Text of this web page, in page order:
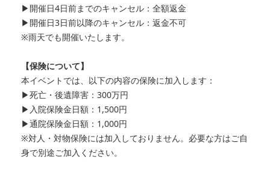
▶開催日4日前までのキャンセル：全額返金
▶開催日3日前以降のキャンセル：返金不可
※雨天でも開催いたします。
【保険について】
本イベントでは、以下の内容の保険に加入します：
▶死亡・後遺障害：300万円
▶入院保険金日額：1,500円
▶通院保険金日額：1,000円
※対人・対物保険には加入しておりません。必要な方はご自
身で別途ご加入ください。